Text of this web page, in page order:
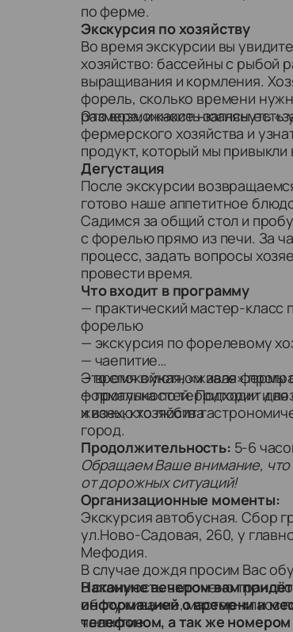
по ферме.
Экскурсия по хозяйству
Во время экскурсии вы
хозяйство: бассейны с рыбой
выращивания и кормления.
форель, сколько времени
размера, и какие нюансы есть
Это возможность заглянуть
фермерского хозяйства и
продукт, который мы
Дегустация
После экскурсии
готово наше аппетитное
Садимся за общий стол и
с форелью прямо из печи. За
процесс, задать вопросы
провести время.
Что входит в программу
— практический мастер-класс
форелью
— экскурсия по форелевому
— чаепитие
— время в уютном зале фермы
— прогулка по территории и
жизнью хозяйства
Это спокойная, «живая»
формальностей. Подходит
и всех, кто любит
город.
Продолжительность: 5-6
Обращаем Ваше внимание, что
от дорожных ситуаций!
Организационные моменты:
Экскурсия автобусная. Сбор
ул.Ново-Садовая, 260, у
Мефодия.
В случае дождя просим Вас
В стоимость включено
обслуживание, мастер-класс
чаепитие.
Накануне вечером вам
информацией о времени и
телефоном, а так же номером